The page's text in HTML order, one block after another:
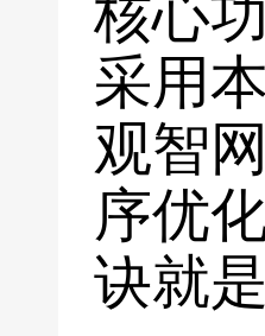
核心
采用
观智
序优
诀就